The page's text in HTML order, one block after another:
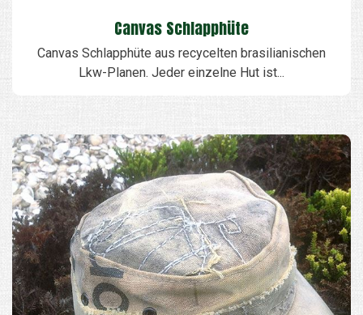
Canvas Schlapphüte
Canvas Schlapphüte aus recycelten brasilianischen
Lkw-Planen. Jeder einzelne Hut ist...